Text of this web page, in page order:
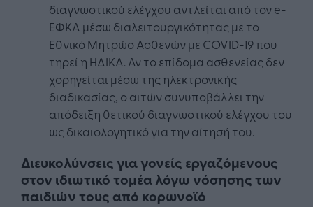
διαγνωστικού ελέγχου αντλείται από τον e-
ΕΦΚΑ μέσω διαλειτουργικότητας με το
Εθνικό Μητρώο Ασθενών με COVID-19 που
τηρεί η ΗΔΙΚΑ. Αν το επίδομα ασθενείας δεν
χορηγείται μέσω της ηλεκτρονικής
διαδικασίας, ο αιτών συνυποβάλλει την
απόδειξη θετικού διαγνωστικού ελέγχου του
ως δικαιολογητικό για την αίτησή του.
Διευκολύνσεις για γονείς εργαζόμενους
στον ιδιωτικό τομέα λόγω νόσησης των
παιδιών τους από κορωνοϊό